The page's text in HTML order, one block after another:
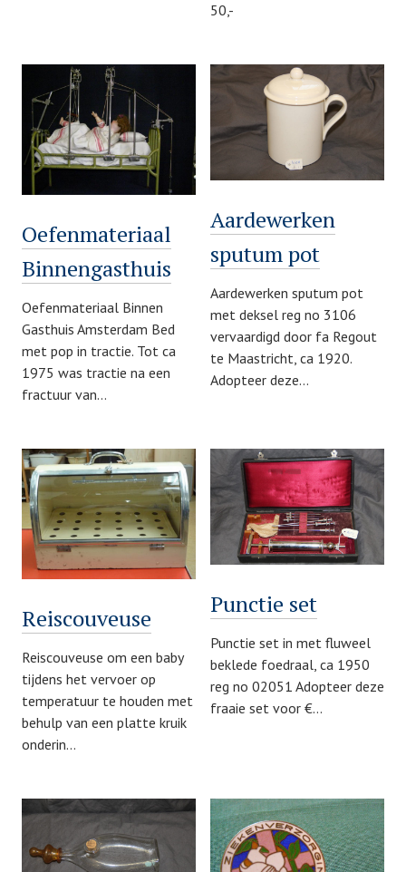
50,-
Oefenmateriaal
Binnengasthuis
Oefenmateriaal Binnen
Gasthuis Amsterdam Bed
met pop in tractie. Tot ca
1975 was tractie na een
fractuur van…
Aardewerken
sputum pot
Aardewerken sputum pot
met deksel reg no 3106
vervaardigd door fa Regout
te Maastricht, ca 1920.
Adopteer deze…
Reiscouveuse
Reiscouveuse om een baby
tijdens het vervoer op
temperatuur te houden met
behulp van een platte kruik
onderin…
Punctie set
Punctie set in met fluweel
beklede foedraal, ca 1950
reg no 02051 Adopteer deze
fraaie set voor €…